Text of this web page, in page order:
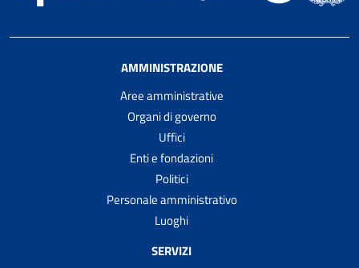
AMMINISTRAZIONE
Aree amministrative
Organi di governo
Uffici
Enti e fondazioni
Politici
Personale amministrativo
Luoghi
SERVIZI